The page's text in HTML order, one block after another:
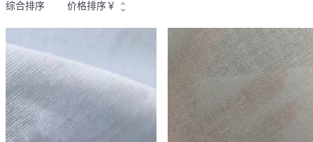
综合排序 价格排序 ￥